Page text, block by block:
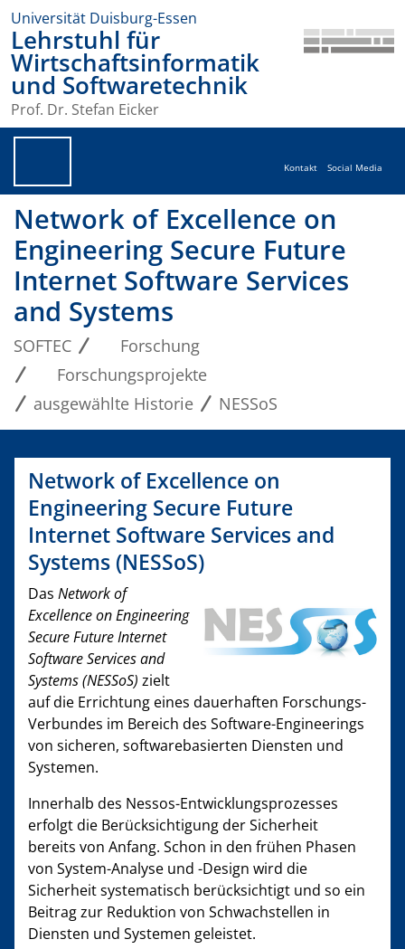
Universität Duisburg-Essen
Lehrstuhl für
Wirtschaftsinformatik
und Softwaretechnik
Prof. Dr. Stefan Eicker
Kontakt Social Media
Network of Excellence on
Engineering Secure Future
Internet Software Services
and Systems
SOFTEC
Forschung
Forschungsprojekte
ausgewählte Historie
NESSoS
Network of Excellence on
Engineering Secure Future
Internet Software Services and
Systems (NESSoS)
Das Network of
Excellence on Engineering
Secure Future Internet
Software Services and
Systems (NESSoS) zielt
auf die Errichtung eines dauerhaften Forschungs-
Verbundes im Bereich des Software-Engineerings
von sicheren, softwarebasierten Diensten und
Systemen.
Innerhalb des Nessos-Entwicklungsprozesses
erfolgt die Berücksichtigung der Sicherheit
bereits von Anfang. Schon in den frühen Phasen
von System-Analyse und -Design wird die
Sicherheit systematisch berücksichtigt und so ein
Beitrag zur Reduktion von Schwachstellen in
Diensten und Systemen geleistet.